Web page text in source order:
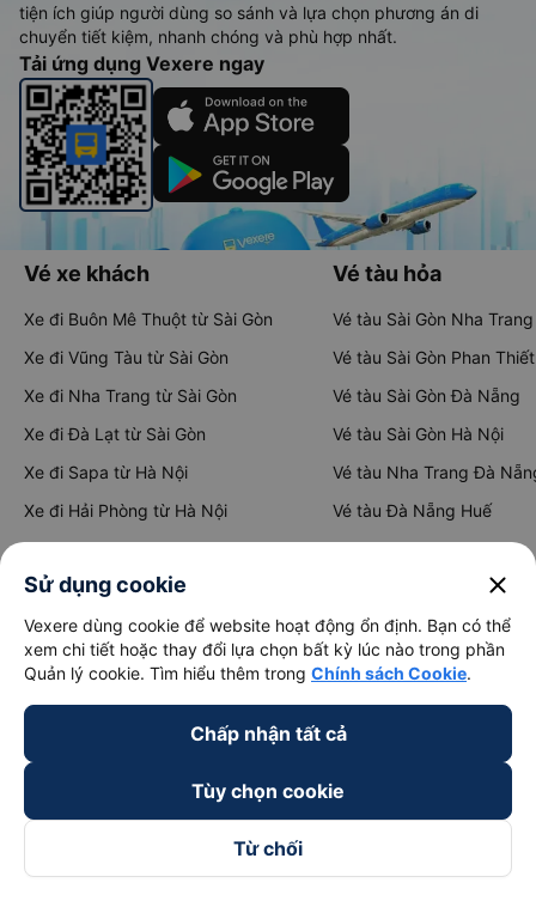
tiện ích giúp người dùng so sánh và lựa chọn phương án di
chuyển tiết kiệm, nhanh chóng và phù hợp nhất.
Tải ứng dụng Vexere ngay
Vé xe khách
Xe đi Buôn Mê Thuột từ Sài Gòn
Xe đi Vũng Tàu từ Sài Gòn
Xe đi Nha Trang từ Sài Gòn
Xe đi Đà Lạt từ Sài Gòn
Xe đi Sapa từ Hà Nội
Xe đi Hải Phòng từ Hà Nội
Xe đi Vinh từ Hà Nội
Vé tàu hỏa
Vé tàu Sài Gòn Nha Trang
Vé tàu Sài Gòn Phan Thiết
Vé tàu Sài Gòn Đà Nẵng
Vé tàu Sài Gòn Hà Nội
Vé tàu Nha Trang Đà
Vé tàu Đà Nẵng Huế
Vé tàu Hà Nội Vinh
Thuê xe
Hà Nội đi Ninh Bình
Hà Nội đi Hạ Long
Hà Nội đi Sa Pa
Đà Nẵng đi Hội An
Đà Nẵng đi Huế
Sử dụng cookie close
Vexere dùng cookie để website hoạt động ổn định. Bạn có thể
xem chi tiết hoặc thay đổi lựa chọn bất kỳ lúc nào trong phần
Quản lý cookie. Tìm hiểu thêm trong Chính sách Cookie.
Chấp nhận tất cả
Tùy chọn cookie
Từ chối